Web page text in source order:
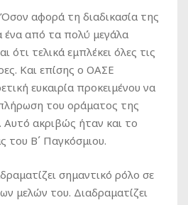
Όσον αφορά τη διαδικασία της
ένα από τα πολύ μεγάλα
ότι τελικά εμπλέκει όλες τις
Και επίσης ο ΟΑΣΕ
ευκαιρία προκειμένου να
του οράματος της
ακριβώς ήταν και το
του Β΄ Παγκόσμιου.
σημαντικό ρόλο σε
μελών του. Διαδραματίζει